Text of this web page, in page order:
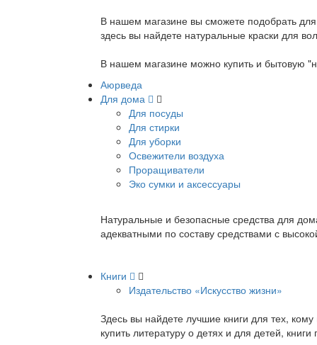
В нашем магазине вы сможете подобрать
здесь вы найдете натуральные краски для
В нашем магазине можно купить и бытовую
Аюрведа
Для дома
Для посуды
Для стирки
Для уборки
Освежители воздуха
Проращиватели
Эко сумки и аксессуары
Натуральные и безопасные средства для
адекватными по составу средствами с
Книги
Издательство «Искусство жизни»
Здесь вы найдете лучшие книги для тех,
купить литературу о детях и для детей,